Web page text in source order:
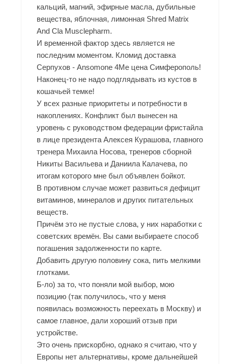
кальций, магний, эфирные масла, дубильные
вещества, яблочная, лимонная Shred Matrix
And Cla Musclepharm.
И временной фактор здесь является не
последним моментом. Кломид доставка
Серпухов - Ansomone 4Me цена Симферополь!
Наконец-то не надо подглядывать из кустов в
кошачьей темке!
У всех разные приоритеты и потребности в
накоплениях. Конфликт был вынесен на
уровень с руководством федерации фристайла
в лице президента Алексея Курашова, главного
тренера Михаила Носова, тренеров сборной
Никиты Васильева и Даниила Калачева, по
итогам которого мне был объявлен бойкот.
В противном случае может развиться дефицит
витаминов, минералов и других питательных
веществ.
Причём это не пустые слова, у них наработки с
советских времён. Вы сами выбираете способ
погашения задолженности по карте.
Добавить другую половину сока, пить мелкими
глотками.
Б-ло) за то, что поняли мой выбор, мою
позицию (так получилось, что у меня
появилась возможность переехать в Москву) и
самое главное, дали хороший отзыв при
устройстве.
Это очень прискорбно, однако я считаю, что у
Европы нет альтернативы, кроме дальнейшей